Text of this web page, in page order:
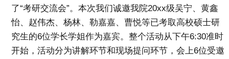
了“考研交流会”。本次我们诚邀我院20xx级吴宁、黄鑫
怡、赵伟杰、杨林、勒嘉嘉、曹悦等已考取高校硕士研
究生的6位学长学姐作为嘉宾。整个活动从下午6:30准时
开始，活动分为讲解环节和现场提问环节，会上6位受邀